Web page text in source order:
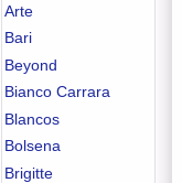
Arte
Bari
Beyond
Bianco Carrara
Blancos
Bolsena
Brigitte